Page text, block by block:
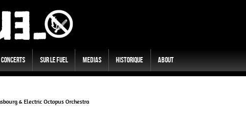
Concerts Sur Le Fuel Medias Historique About
& Electric Octopus Orchestra